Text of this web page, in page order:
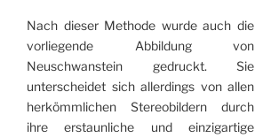
Nach dieser Methode wurde auch die
vorliegende Abbildung von
Neuschwanstein gedruckt. Sie
unterscheidet sich allerdings von allen
herkömmlichen Stereobildern durch
ihre er­staunliche und einzigartige